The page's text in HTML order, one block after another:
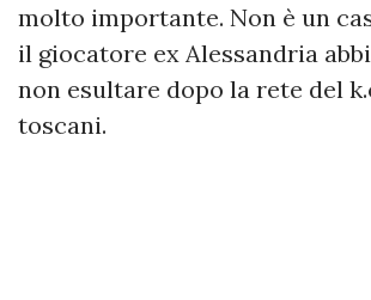
molto importante. Non è un
il giocatore ex Alessandria
non esultare dopo la rete del
toscani.